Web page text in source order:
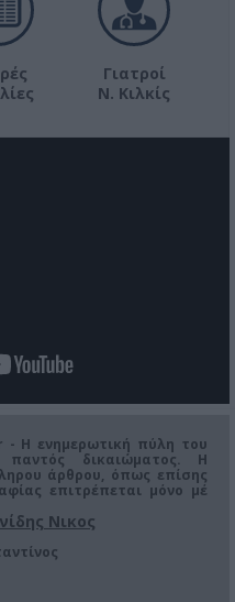
Γιατροί
Ν. Κιλκίς
- Η ενημερωτική πύλη του
δικαιώματος. Η
άρθρου, όπως επίσης
επιτρέπεται μόνο μέ
Νικος